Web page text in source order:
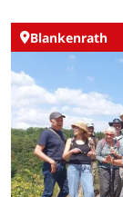
Blankenrath